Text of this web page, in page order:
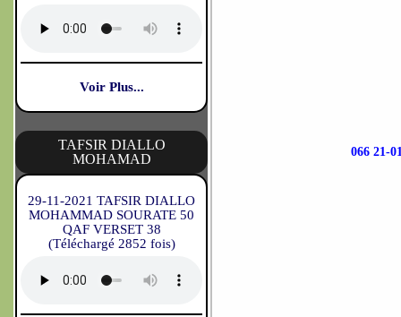
Voir Plus...
TAFSIR DIALLO
MOHAMAD
29-11-2021 TAFSIR DIALLO
MOHAMMAD SOURATE 50
QAF VERSET 38
(Téléchargé 2852 fois)
066 21-